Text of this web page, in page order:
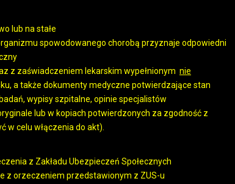
lub na stałe
spowodowanego chorobą przyznaje odpowiedni
z zaświadczeniem lekarskim wypełnionym nie
a także dokumenty medyczne potwierdzające stan
wypisy szpitalne, opinie specjalistów
lub w kopiach potwierdzonych za zgodność z
w celu włączenia do akt).
z Zakładu Ubezpieczeń Społecznych
z orzeczeniem przedstawionym z ZUS-u